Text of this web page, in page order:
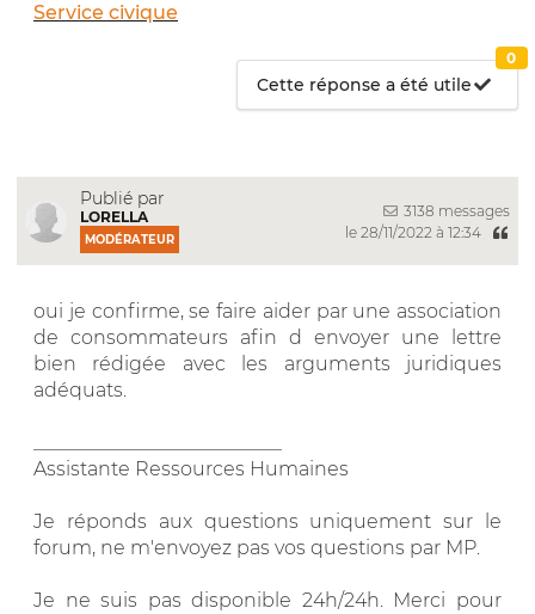
Service civique
Cette réponse a été utile
0
Publié par
LORELLA
MODÉRATEUR
3138 messages
le 28/11/2022 à 12:34
oui je confirme, se faire aider par une association
de consommateurs afin d envoyer une lettre
bien rédigée avec les arguments juridiques
adéquats.
Assistante Ressources Humaines
Je réponds aux questions uniquement sur le
forum, ne m'envoyez pas vos questions par MP.
Je ne suis pas disponible 24h/24h. Merci pour